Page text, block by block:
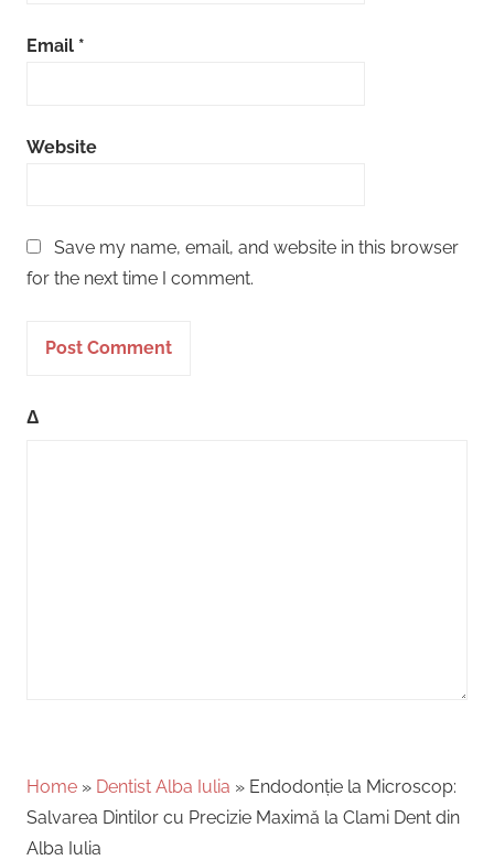
Email *
Website
Save my name, email, and website in this browser
for the next time I comment.
Δ
Home » Dentist Alba Iulia » Endodonție la Microscop:
Salvarea Dintilor cu Precizie Maximă la Clami Dent din
Alba Iulia